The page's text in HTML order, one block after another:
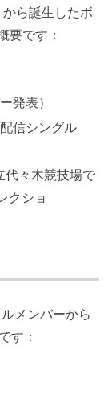
ら誕生したボ
要です：
発表）
信シングル
代々木競技場で
クショ
メンバーから
す：